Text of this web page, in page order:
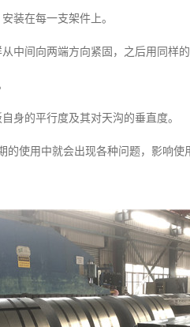
装在每一支架件上。
中间向两端方向紧固，之后用同样
身的平行度及其对天沟的垂直度。
使用中就会出现各种问题，影响